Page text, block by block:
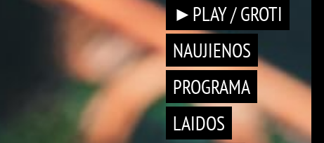
►PLAY / GROTI
NAUJIENOS
PROGRAMA
LAIDOS